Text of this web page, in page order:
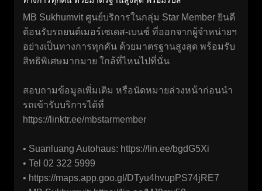
MB Sukhumvit ศูนย์บริการในกลุ่ม Star Member ยินดี
ต้อนรับรถยนต์เมอร์เซเดส-เบนซ์ ที่ออกจากผู้จำหน่ายฯ
อย่างเป็นทางการทุกคัน ด้วยมาตรฐานสูงสุด พร้อมรับ
สิทธิพิเศษมากมาย ใกล้ที่ไหนไปที่นั่น
สอบถามข้อมูลเพิ่มเติม หรือนัดหมายล่วงหน้าก่อนนำ
รถเข้ารับบริการได้ที่
https://linktr.ee/mbstarmember
• Suanluang Autohaus: https://lin.ee/bgdG5Xi
• Tel 02 322 5999
• https://maps.app.goo.gl/DTyu4hvupPS74jRE7